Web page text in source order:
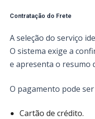
Contratação do Frete
A seleção do serviço
O sistema exige a
e apresenta o resumo
O pagamento pode
Cartão de crédito.